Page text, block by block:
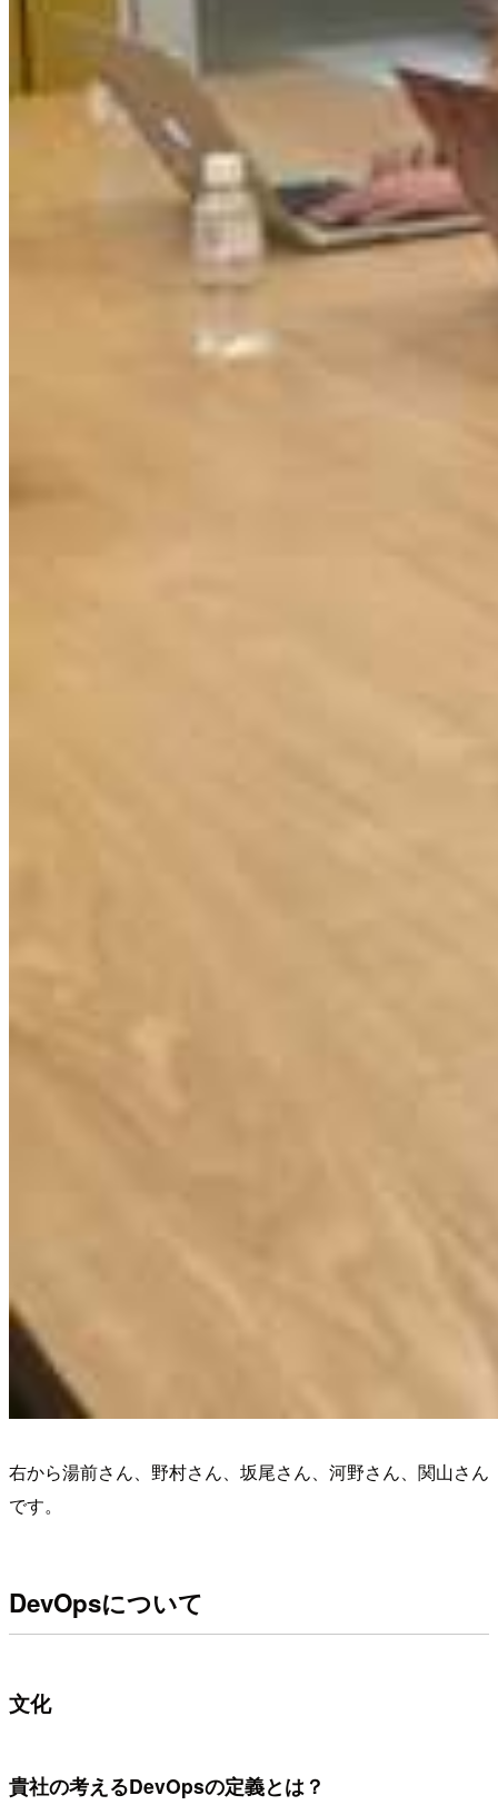
右から湯前さん、野村さん、坂尾さん、河野さん、関山さん
です。
DevOpsについて
文化
貴社の考えるDevOpsの定義とは？